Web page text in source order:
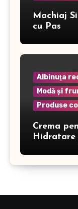
Machiaj
cu Pas
Albinuţa
Modă şi
Produse
Crema
Hidratare